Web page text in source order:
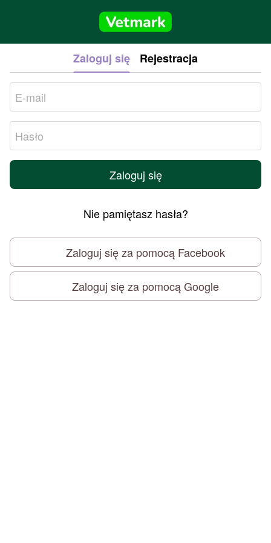
Zaloguj się Rejestracja
Zaloguj się
Nie pamiętasz hasła?
Zaloguj się za pomocą Facebook
Zaloguj się za pomocą Google